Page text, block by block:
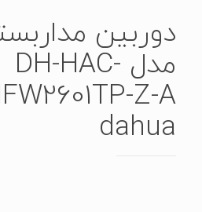
دوربین
مدل DH-HAC-
dahua